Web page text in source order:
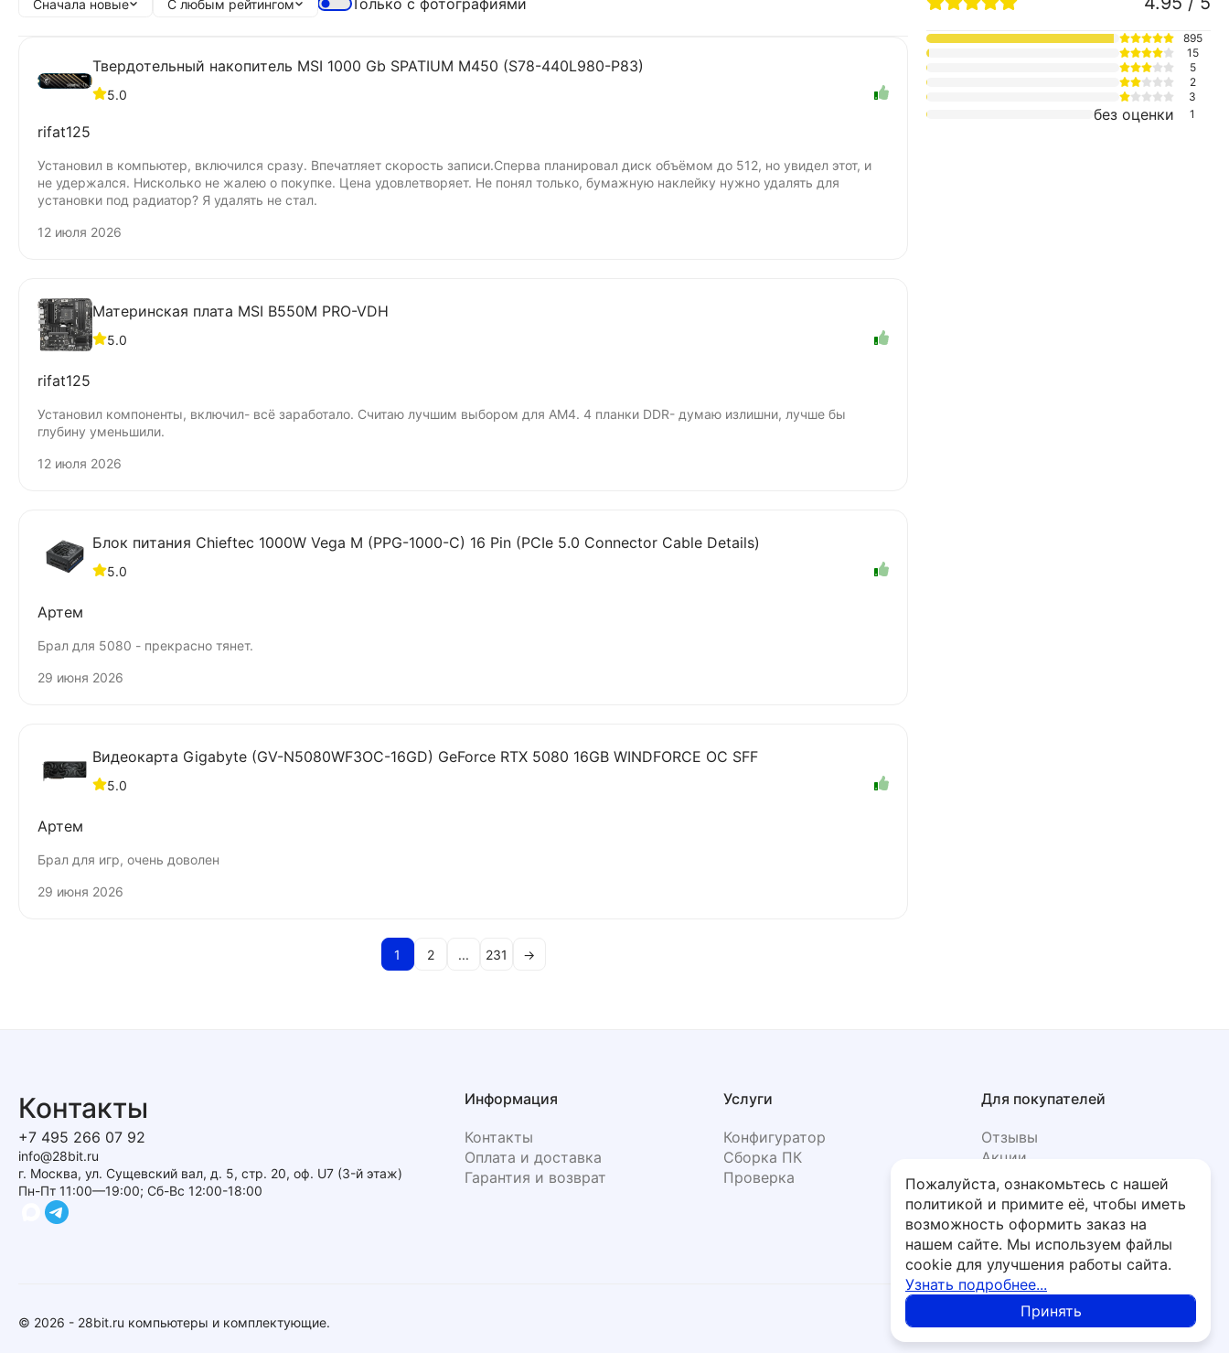
895
15
5
2
3
без оценки 1
Сначала новые С любым рейтингом Только с фотографиями
Твердотельный накопитель MSI 1000 Gb SPATIUM M450 (S78-440L980-P83)
5.0
rifat125
Установил в компьютер, включился сразу. Впечатляет скорость записи.Сперва планировал диск объёмом до 512, но увидел этот, и
не удержался. Нисколько не жалею о покупке. Цена удовлетворяет. Не понял только, бумажную наклейку нужно удалять для
установки под радиатор? Я удалять не стал.
12 июля 2026
Материнская плата MSI B550M PRO-VDH
5.0
rifat125
Установил компоненты, включил- всё заработало. Считаю лучшим выбором для AM4. 4 планки DDR- думаю излишни, лучше бы
глубину уменьшили.
12 июля 2026
Блок питания Chieftec 1000W Vega M (PPG-1000-C) 16 Pin (PCIe 5.0 Connector Cable Details)
5.0
Артем
Брал для 5080 - прекрасно тянет.
29 июня 2026
Видеокарта Gigabyte (GV-N5080WF3OC-16GD) GeForce RTX 5080 16GB WINDFORCE OC SFF
5.0
Артем
Брал для игр, очень доволен
29 июня 2026
1 2 ... 231 →
Контакты
+7 495 266 07 92
info@28bit.ru
г. Москва, ул. Сущевский вал, д. 5, стр. 20, оф. U7 (3-й этаж)
Пн-Пт 11:00—19:00; Сб-Вс 12:00-18:00
Информация
Контакты
Оплата и доставка
Гарантия и возврат
Услуги
Конфигуратор
Сборка ПК
Проверка
Для покупателей
Отзывы
Акции
Фото
© 2026 - 28bit.ru компьютеры и комплектующие. Политика обработки персональных данных
Пожалуйста, ознакомьтесь с нашей
политикой и примите её, чтобы иметь
возможность оформить заказ на
нашем сайте. Мы используем файлы
cookie для улучшения работы сайта.
Узнать подробнее...
Принять